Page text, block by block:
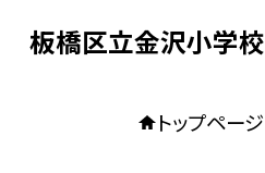
板橋区立金沢小学校
トップページ